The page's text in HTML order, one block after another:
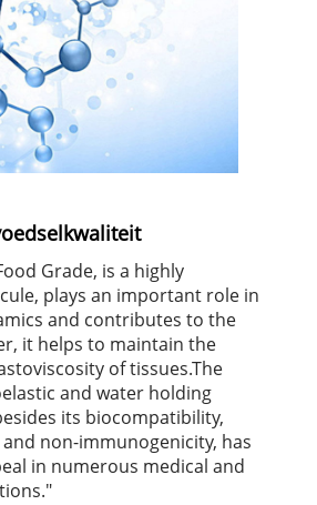
Grade, is a highly
plays an important role in
and contributes to the
it helps to maintain the
of tissues.The
and water holding
its biocompatibility,
non-immunogenicity, has
in numerous medical and